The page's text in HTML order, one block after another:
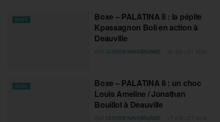
BOXE
Boxe – PALATINA 8 : la pépite
Kpassagnon Boli en action à
Deauville
OLIVIER NAVARRANNE
BOXE
Boxe – PALATINA 8 : un choc
Louis Ameline / Jonathan
Bouillot à Deauville
OLIVIER NAVARRANNE